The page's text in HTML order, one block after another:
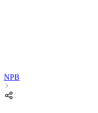
NPB